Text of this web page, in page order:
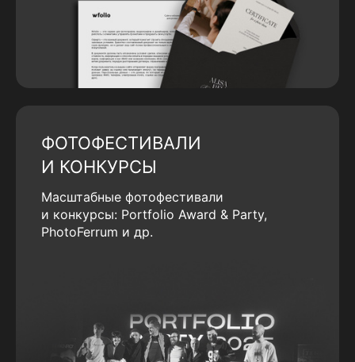
ФОТОФЕСТИВАЛИ
И КОНКУРСЫ
Масштабные фотофестивали
и конкурсы: Portfolio Award & Party,
PhotoFerrum и др.